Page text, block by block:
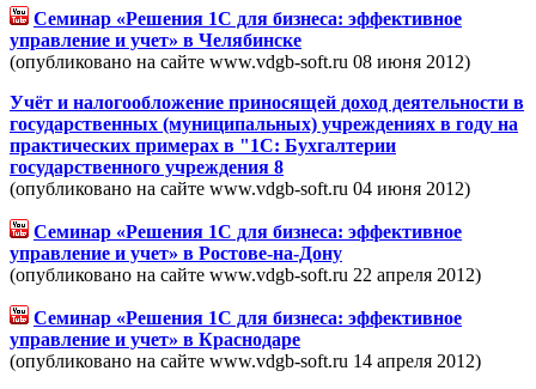
Семинар «Решения 1С для бизнеса: эффективное
управление и учет» в Челябинске
(опубликовано на сайте www.vdgb-soft.ru 08 июня 2012)
Учёт и налогообложение приносящей доход деятельности в
государственных (муниципальных) учреждениях в году на
практических примерах в "1С: Бухгалтерии
государственного учреждения 8
(опубликовано на сайте www.vdgb-soft.ru 04 июня 2012)
Семинар «Решения 1С для бизнеса: эффективное
управление и учет» в Ростове-на-Дону
(опубликовано на сайте www.vdgb-soft.ru 22 апреля 2012)
Семинар «Решения 1С для бизнеса: эффективное
управление и учет» в Краснодаре
(опубликовано на сайте www.vdgb-soft.ru 14 апреля 2012)